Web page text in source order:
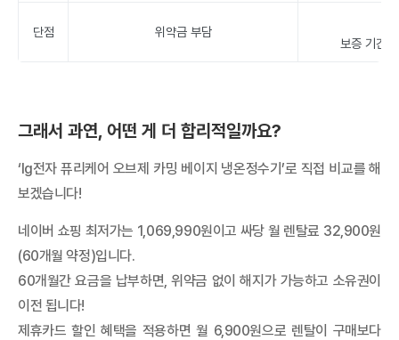
단점 위약금 부담
보증 기간
그래서 과연, 어떤 게 더 합리적일까요?
‘lg전자 퓨리케어 오브제 카밍 베이지 냉온정수기’로 직접 비교를 해
보겠습니다!
네이버 쇼핑 최저가는 1,069,990원이고 싸당 월 렌탈료 32,900원
(60개월 약정)입니다.
60개월간 요금을 납부하면, 위약금 없이 해지가 가능하고 소유권이
이전 됩니다!
제휴카드 할인 혜택을 적용하면 월 6,900원으로 렌탈이 구매보다